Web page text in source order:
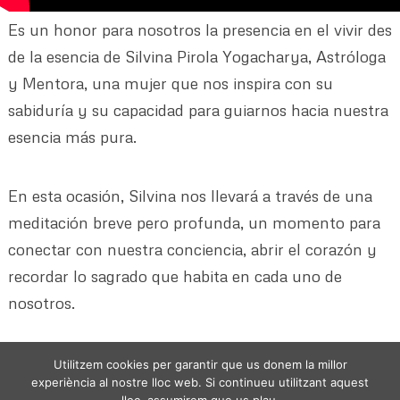
Es un honor para nosotros la presencia en el vivir des
de la esencia de Silvina Pirola Yogacharya, Astróloga
y Mentora, una mujer que nos inspira con su
sabiduría y su capacidad para guiarnos hacia nuestra
esencia más pura.
En esta ocasión, Silvina nos llevará a través de una
meditación breve pero profunda, un momento para
conectar con nuestra conciencia, abrir el corazón y
recordar lo sagrado que habita en cada uno de
nosotros.
Utilitzem cookies per garantir que us donem la millor
experiència al nostre lloc web. Si continueu utilitzant aquest